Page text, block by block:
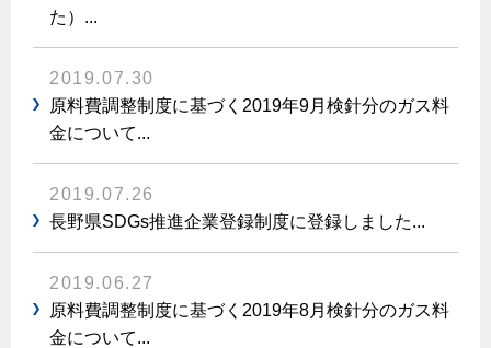
た）...
2019.07.30
原料費調整制度に基づく2019年9月検針分のガス料
金について...
2019.07.26
長野県SDGs推進企業登録制度に登録しました...
2019.06.27
原料費調整制度に基づく2019年8月検針分のガス料
金について...